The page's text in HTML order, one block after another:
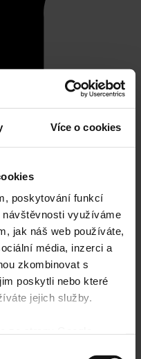
Více o cookies
poskytování funkcí
využíváme
jak náš web používáte,
média, inzerci a
zkombinovat s
poskytli nebo které
jejich služby.